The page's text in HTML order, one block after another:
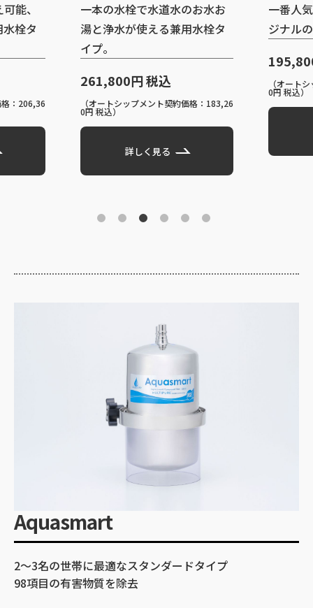
水のお水お
兼用水栓タ
契約価格：183,26
一番人気、マルチピュアオリ
ジナルの専用水栓タイプ。
195,800円 税込
（オートシップメント契約価格：137,06
（
Aquasmart
2～3名の世帯に最適なスタンダードタイプ
98項目の有害物質を除去